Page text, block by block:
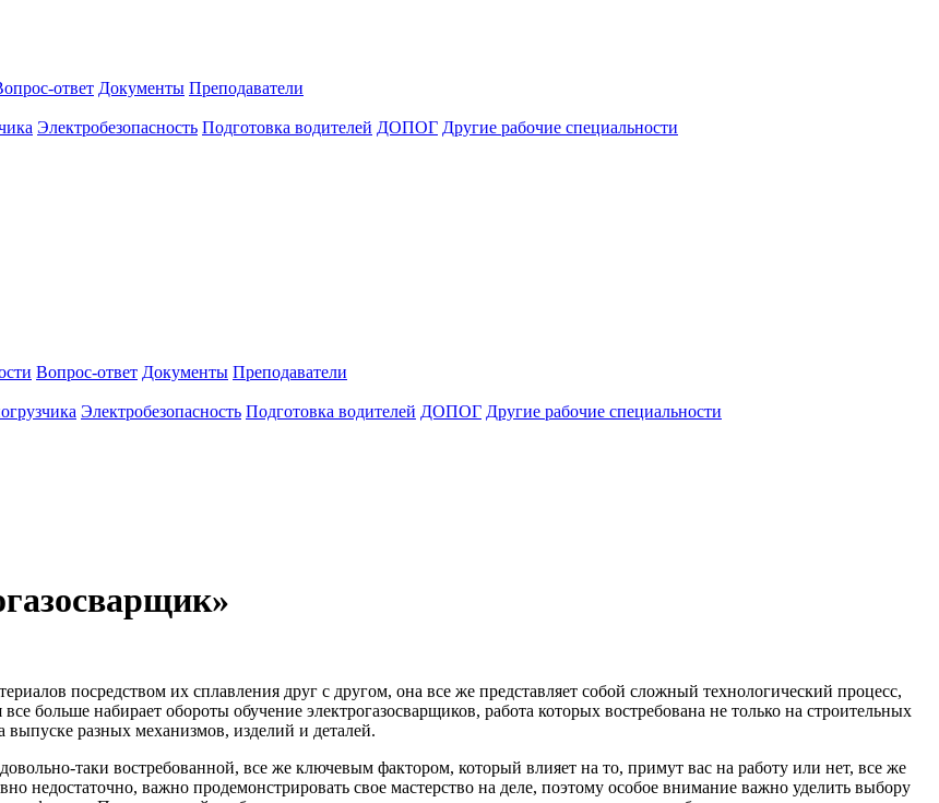
ответ Документы Преподаватели
Электробезопасность Подготовка водителей ДОПОГ Другие рабочие специальности
Вопрос-ответ Документы Преподаватели
Электробезопасность Подготовка водителей ДОПОГ Другие рабочие специальности
посредством их сплавления друг с другом, она все же представляет собой сложный технологический процесс,
больше набирает обороты обучение электрогазосварщиков, работа которых востребована не только на строительных
разных механизмов, изделий и деталей.
таки востребованной, все же ключевым фактором, который влияет на то, примут вас на работу или нет, все же
недостаточно, важно продемонстрировать свое мастерство на деле, поэтому особое внимание важно уделить выбору